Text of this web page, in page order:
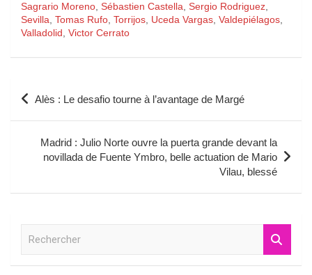
Sagrario Moreno, Sébastien Castella, Sergio Rodriguez,
Sevilla, Tomas Rufo, Torrijos, Uceda Vargas, Valdepiélagos,
Valladolid, Victor Cerrato
Navigation
Alès : Le desafio tourne à l’avantage de Margé
Madrid : Julio Norte ouvre la puerta grande devant la
novillada de Fuente Ymbro, belle actuation de Mario
Vilau, blessé